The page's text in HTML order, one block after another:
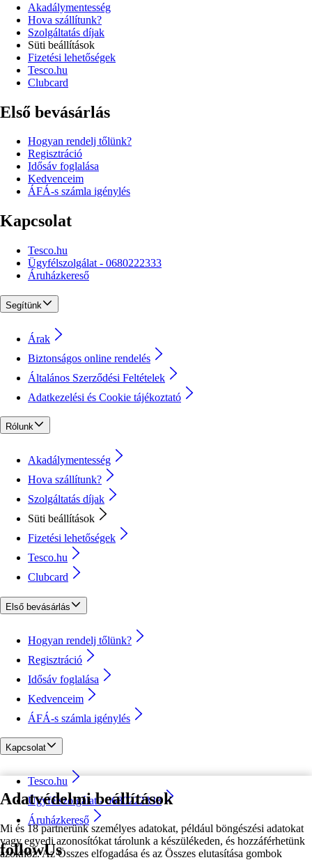
Adatvédelmi beállítások
Mi és 18 partnerünk személyes adatokat, például böngészési adatokat
vagy egyedi azonosítókat tárolunk a készülékeden, és hozzáférhetünk
azokhoz. Az Összes elfogadása és az Összes elutasítása gombok
Akadálymentesség
Hova szállítunk?
Szolgáltatás díjak
Süti beállítások
Fizetési lehetőségek
Tesco.hu
Clubcard
Első bevásárlás
Hogyan rendelj tőlünk?
Regisztráció
Idősáv foglalása
Kedvenceim
ÁFÁ-s számla igénylés
Kapcsolat
Tesco.hu
Ügyfélszolgálat - 0680222333
Áruházkereső
Segítünk
Árak
Biztonságos online rendelés
Általános Szerződési Feltételek
Adatkezelési és Cookie tájékoztató
Rólunk
Akadálymentesség
Hova szállítunk?
Szolgáltatás díjak
Süti beállítások
Fizetési lehetőségek
Tesco.hu
Clubcard
Első bevásárlás
Hogyan rendelj tőlünk?
Regisztráció
Idősáv foglalása
Kedvenceim
ÁFÁ-s számla igénylés
Kapcsolat
Tesco.hu
Ügyfélszolgálat - 0680222333
Áruházkereső
followUs